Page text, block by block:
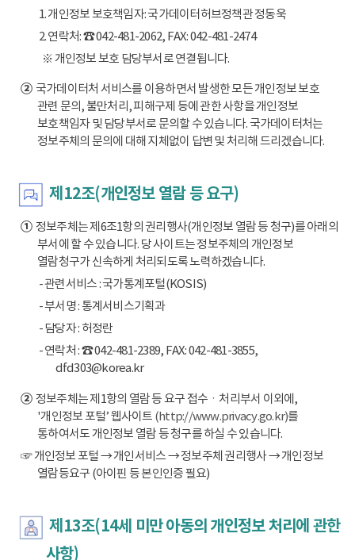
1. 개인정보 보호책임자: 국가데이터허브정책관 정동욱
2. 연락처: ☎ 042-481-2062, FAX: 042-481-2474
※ 개인정보 보호 담당부서로 연결됩니다.
②국가데이터처 서비스를 이용하면서 발생한 모든 개인정보 보호
관련 문의, 불만처리, 피해구제 등에 관한 사항을 개인정보
보호책임자 및 담당부서로 문의할 수 있습니다. 국가데이터처는
정보주체의 문의에 대해 지체없이 답변 및 처리해 드리겠습니다.
제12조(개인정보 열람 등 요구)
①정보주체는 제6조1항의 권리행사(개인정보 열람 등 청구)를 아래의
부서에 할 수 있습니다. 당 사이트는 정보주체의 개인정보
열람청구가 신속하게 처리되도록 노력하겠습니다.
- 관련서비스 : 국가통계포털(KOSIS)
- 부서명 : 통계서비스기획과
- 담당자 : 허정란
- 연락처 : ☎ 042-481-2389, FAX: 042-481-3855,
dfd303@korea.kr
②정보주체는 제1항의 열람 등 요구 접수ㆍ처리부서 이외에,
'개인정보 포털’ 웹사이트 (http://www.privacy.go.kr)를
통하여서도 개인정보 열람 등 청구를 하실 수 있습니다.
☞ 개인정보 포털 → 개인서비스 → 정보주체 권리행사 → 개인정보
열람등요구 (아이핀 등 본인인증 필요)
제13조(14세 미만 아동의 개인정보 처리에 관한
사항)